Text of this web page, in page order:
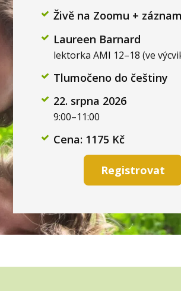
Živě na Zoomu + záznam
Laureen Barnard
lektorka AMI 12–18 (ve
Tlumočeno do češtiny
22. srpna 2026
9:00–11:00
Cena: 1175 Kč
Registrovat